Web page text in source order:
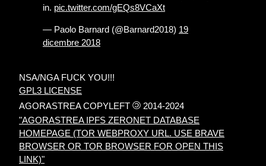
in. pic.twitter.com/gEQs8VCaXt
— Paolo Barnard (@Barnard2018) 19
dicembre 2018
NSA/NGA FUCK YOU!!!
GPL3 LICENSE
AGORASTREA COPYLEFT © 2014-2024
"AGORASTREA IPFS ZERONET DATABASE
HOMEPAGE (TOR WEBPROXY URL. USE BRAVE
BROWSER OR TOR BROWSER FOR OPEN THIS
LINK)"